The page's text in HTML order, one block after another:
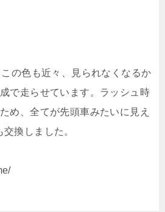
の色も近々、見られなくなるか
で走らせています。ラッシュ時
め、全てが先頭車みたいに見え
換しました。